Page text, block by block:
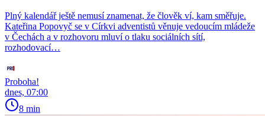
Plný kalendář ještě nemusí znamenat, že člověk ví, kam směřuje.
Kateřina Popovyč se v Církvi adventistů věnuje vedoucím mládeže
v Čechách a v rozhovoru mluví o tlaku sociálních sítí,
rozhodovací…
Proboha!
dnes, 07:00
8 min